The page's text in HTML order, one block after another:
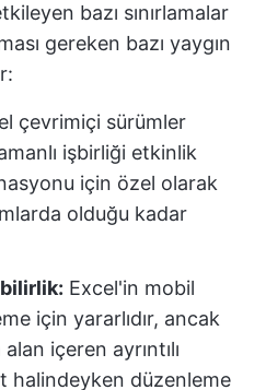
bazı sınırlamalar
gereken bazı yaygın
çevrimiçi sürümler
işbirliği etkinlik
için özel olarak
olduğu kadar
Excel'in mobil
için yararlıdır, ancak
içeren ayrıntılı
halindeyken düzenleme